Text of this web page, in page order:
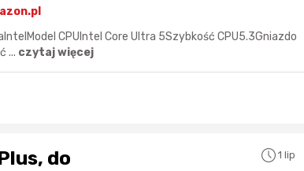
CPUIntel Core Ultra 5Szybkość CPU5.3Gniazdo
... czytaj więcej
do
1 lip
godzinę temu
6 godzin temu